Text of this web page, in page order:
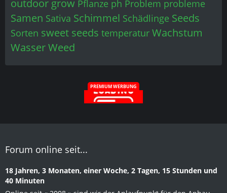
outdoor grow Pflanze ph Problem probleme
Samen Sativa Schimmel Schädlinge Seeds
Sorten sweet seeds temperatur Wachstum
WasserWeed
PREMIUM WERBUNG
Forum online seit...
18 Jahren, 3 Monaten, einer Woche, 2 Tagen, 15 Stunden und
40 Minuten